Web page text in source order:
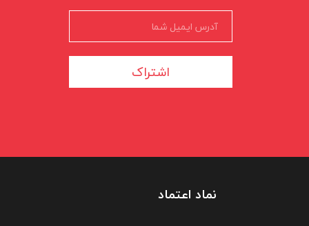
اشتراک
نماد اعتماد